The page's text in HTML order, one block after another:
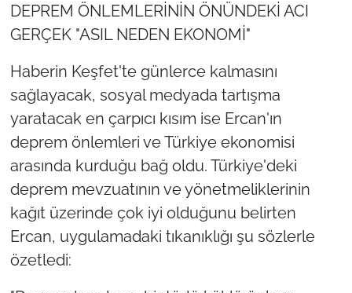
DEPREM ÖNLEMLERİNİN ÖNÜNDEKİ ACI
GERÇEK "ASIL NEDEN EKONOMİ"
Haberin Keşfet'te günlerce kalmasını
sağlayacak, sosyal medyada tartışma
yaratacak en çarpıcı kısım ise Ercan'ın
deprem önlemleri ve Türkiye ekonomisi
arasında kurduğu bağ oldu. Türkiye'deki
deprem mevzuatının ve yönetmeliklerinin
kağıt üzerinde çok iyi olduğunu belirten
Ercan, uygulamadaki tıkanıklığı şu sözlerle
özetledi: